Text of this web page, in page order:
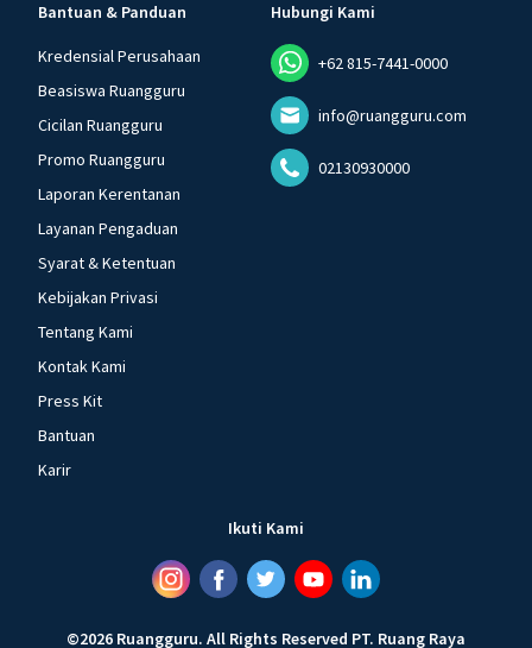
Bantuan & Panduan
Kredensial Perusahaan
Beasiswa Ruangguru
Cicilan Ruangguru
Promo Ruangguru
Laporan Kerentanan
Layanan Pengaduan
Syarat & Ketentuan
Kebijakan Privasi
Tentang Kami
Kontak Kami
Press Kit
Bantuan
Karir
Hubungi Kami
+62 815-7441-0000
info@ruangguru.com
02130930000
Ikuti Kami
©2026 Ruangguru. All Rights Reserved PT. Ruang Raya